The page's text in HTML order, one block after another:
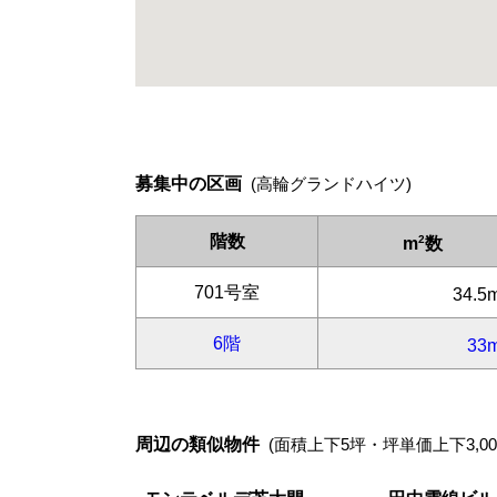
募集中の区画 (高輪グランドハイツ)
周辺の類似物件 (面積上下5坪・坪単価上下